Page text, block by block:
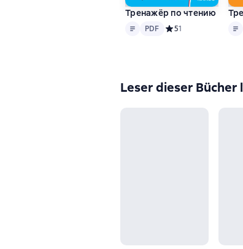
Тренажёр по чтению на
Text PDF
PDF Средний рейтинг 5
51 Text
Leser dieser Bücher